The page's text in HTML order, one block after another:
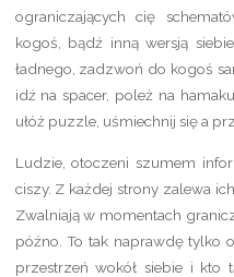
ograniczających cię
kogoś, bądź inną wersją
ładnego, zadzwoń do kogoś
idź na spacer, poleż na
ułóż puzzle, uśmiechnij się a
Ludzie, otoczeni szumem
ciszy. Z każdej strony zalewa
Zwalniają w momentach
późno. To tak naprawdę tylko
przestrzeń wokół siebie i kto